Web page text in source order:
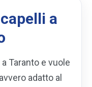
a
Taranto e vuole
adatto al